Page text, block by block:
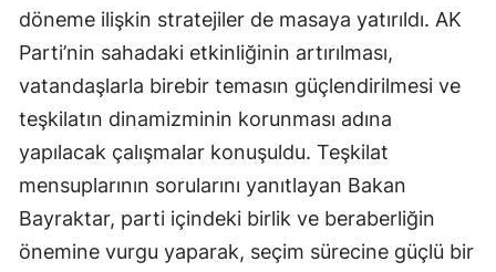
döneme ilişkin stratejiler de masaya yatırıldı. AK
Parti’nin sahadaki etkinliğinin artırılması,
vatandaşlarla birebir temasın güçlendirilmesi ve
teşkilatın dinamizminin korunması adına
yapılacak çalışmalar konuşuldu. Teşkilat
mensuplarının sorularını yanıtlayan Bakan
Bayraktar, parti içindeki birlik ve beraberliğin
önemine vurgu yaparak, seçim sürecine güçlü bir